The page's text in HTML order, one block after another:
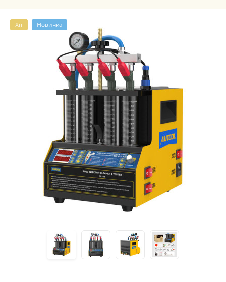
Хіт Новинка